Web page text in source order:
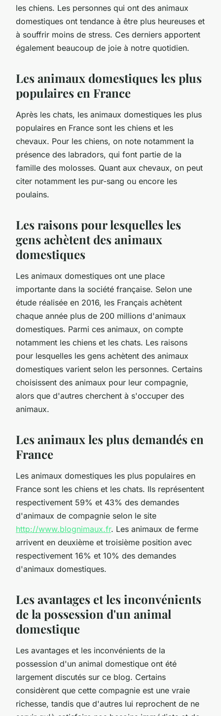
les chiens. Les personnes qui ont des animaux
domestiques ont tendance à être plus heureuses et
à souffrir moins de stress. Ces derniers apportent
également beaucoup de joie à notre quotidien.
Les animaux domestiques les plus
populaires en France
Après les chats, les animaux domestiques les plus
populaires en France sont les chiens et les
chevaux. Pour les chiens, on note notamment la
présence des labradors, qui font partie de la
famille des molosses. Quant aux chevaux, on peut
citer notamment les pur-sang ou encore les
poulains.
Les raisons pour lesquelles les
gens achètent des animaux
domestiques
Les animaux domestiques ont une place
importante dans la société française. Selon une
étude réalisée en 2016, les Français achètent
chaque année plus de 200 millions d'animaux
domestiques. Parmi ces animaux, on compte
notamment les chiens et les chats. Les raisons
pour lesquelles les gens achètent des animaux
domestiques varient selon les personnes. Certains
choisissent des animaux pour leur compagnie,
alors que d'autres cherchent à s'occuper des
animaux.
Les animaux les plus demandés en
France
Les animaux domestiques les plus populaires en
France sont les chiens et les chats. Ils représentent
respectivement 59% et 43% des demandes
d'animaux de compagnie selon le site
http://www.blognimaux.fr. Les animaux de ferme
arrivent en deuxième et troisième position avec
respectivement 16% et 10% des demandes
d'animaux domestiques.
Les avantages et les inconvénients
de la possession d'un animal
domestique
Les avantages et les inconvénients de la
possession d'un animal domestique ont été
largement discutés sur ce blog. Certains
considèrent que cette compagnie est une vraie
richesse, tandis que d'autres lui reprochent de ne